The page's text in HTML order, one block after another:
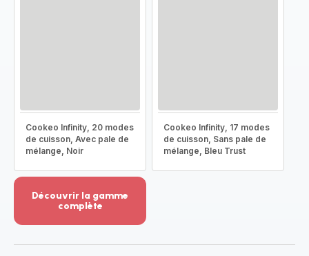
Cookeo Infinity, 20 modes
de cuisson, Avec pale de
mélange, Noir
Cookeo Infinity, 17 modes
de cuisson, Sans pale de
mélange, Bleu Trust
Découvrir la gamme
complète
-